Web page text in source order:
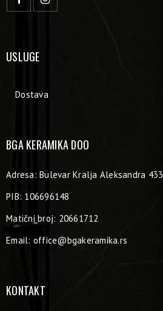
USLUGE
Dostava
BGA KERAMIKA DOO
Adresa: Bulevar Kralja Aleksandra 433
PIB: 106696148
Matični broj: 20661712
Email: office@bgakeramika.rs
KONTAKT